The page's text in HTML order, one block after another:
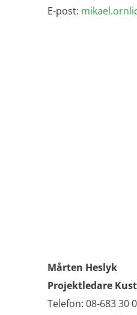
E-post:
Mårten Heslyk
Projektledare
Telefon: 08-683 30